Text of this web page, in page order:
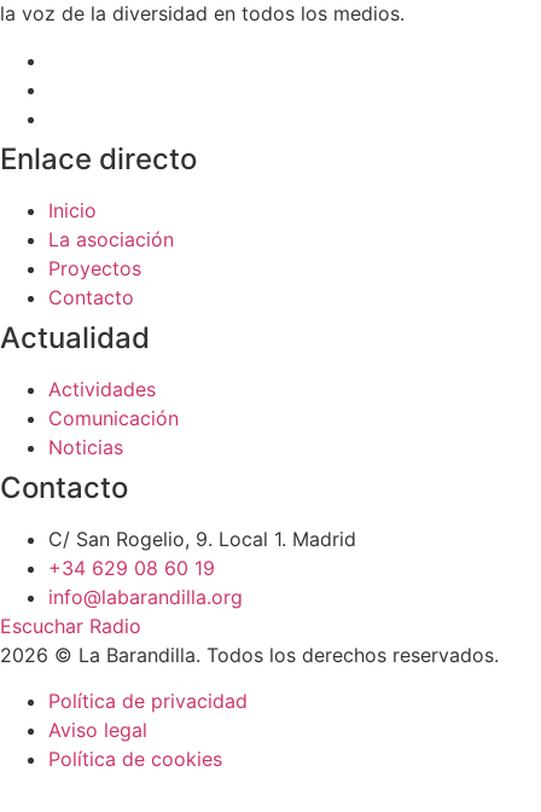
la voz de la diversidad en todos los medios.
Enlace directo
Inicio
La asociación
Proyectos
Contacto
Actualidad
Actividades
Comunicación
Noticias
Contacto
C/ San Rogelio, 9. Local 1. Madrid
+34 629 08 60 19
info@labarandilla.org
Escuchar Radio
2026 © La Barandilla. Todos los derechos reservados.
Política de privacidad
Aviso legal
Política de cookies